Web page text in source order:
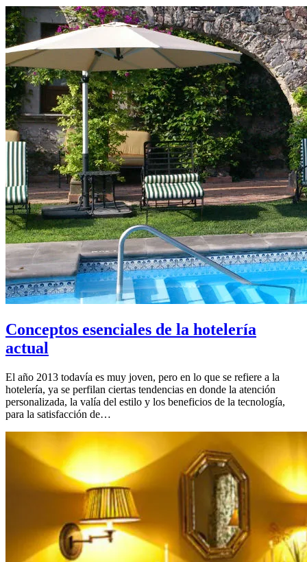
Conceptos esenciales de la hotelería
actual
El año 2013 todavía es muy joven, pero en lo que se refiere a la
hotelería, ya se perfilan ciertas tendencias en donde la atención
personalizada, la valía del estilo y los beneficios de la tecnología,
para la satisfacción de…